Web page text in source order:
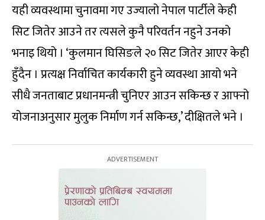
यही व्यवस्थामा चुनावमा गए उज्यालो नेपाल पार्टीले केही
सिट जितेर आउने तर त्यसले कुनै परिवर्तन नहुने उनको
भनाइ थियो । ‘कुलमान घिसिङले २० सिट जितेर आएर केही
हुँदैन । प्रत्यक्ष निर्वाचित कार्यकारी हुने व्यवस्था आयो भने
सीधै जनताबाट प्रधानमन्त्री चुनिएर आउन सकिन्छ र आफ्नो
योजनाअनुसार मुलुक निर्माण गर्न सकिन्छ,’ दीक्षितले भने ।